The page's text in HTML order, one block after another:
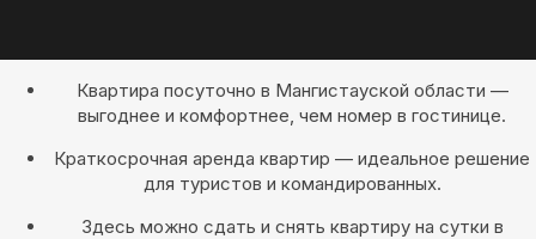
Квартира посуточно в Мангистауской области —
выгоднее и комфортнее, чем номер в гостинице.
Краткосрочная аренда квартир — идеальное решение
для туристов и командированных.
Здесь можно сдать и снять квартиру на сутки в